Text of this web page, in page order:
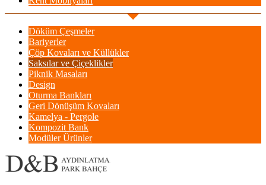
Döküm Çeşmeler
Bariyerler
Çöp Kovaları ve Küllükler
Saksılar ve Çiçeklikler
Piknik Masaları
Design
Oturma Bankları
Geri Dönüşüm Kovaları
Kamelya - Pergole
Kompozit Bank
Modüler Ürünler